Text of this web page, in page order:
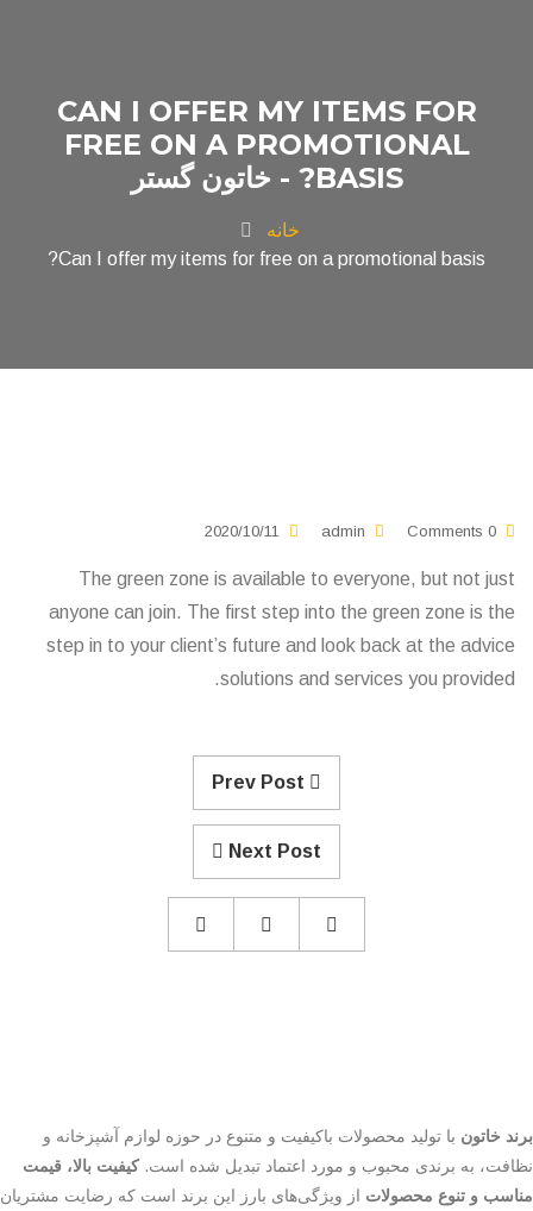
CAN I OFFER MY ITEMS FOR
FREE ON A PROMOTIONAL
BASIS? - خاتون گستر
خانه
Can I offer my items for free on a promotional basis?
0 Comments
admin
2020/10/11
The green zone is available to everyone, but not just
anyone can join. The first step into the green zone is the
step in to your client’s future and look back at the advice
solutions and services you provided.
Next Post
برند خاتون با تولید محصولات باکیفیت و متنوع در حوزه لوازم آشپزخانه و
نظافت، به برندی محبوب و مورد اعتماد تبدیل شده است.کیفیت بالا، قیمت
مناسب و تنوع محصولات از ویژگی‌های بارز این برند است که رضایت مشتریان